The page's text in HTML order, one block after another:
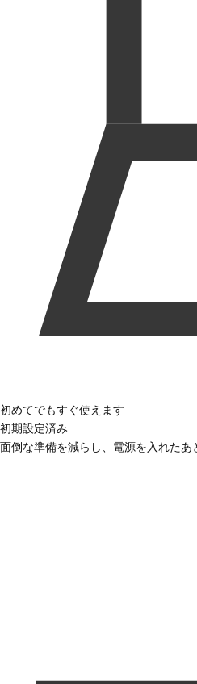
初めてでもすぐ使えます
初期設定済み
面倒な準備を減らし、電源を入れた